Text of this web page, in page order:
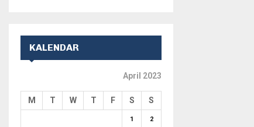
KALENDAR
April 2023
M T W T F S S
1 2